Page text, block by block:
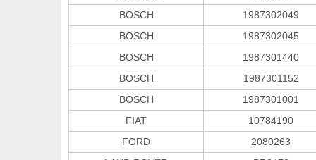
BOSCH
1987302049
BOSCH
1987302045
BOSCH
1987301440
BOSCH
1987301152
BOSCH
1987301001
FIAT
10784190
FORD
2080263